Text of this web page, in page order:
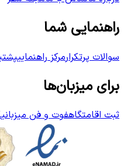
راهنمایی شما
سوالات پرتکرارمرکز راهنمایی
برای میزبان‌ها
ثبت اقامتگاهفوت و فن میزبانی